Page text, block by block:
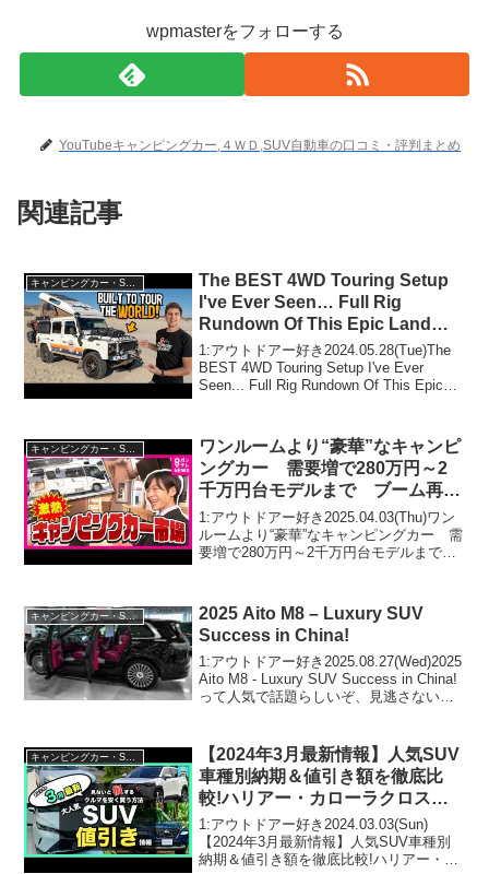
wpmasterをフォローする
YouTubeキャンピングカー,４ＷＤ,SUV自動車の口コミ・評判まとめ
関連記事
The BEST 4WD Touring Setup
I've Ever Seen… Full Rig
Rundown Of This Epic Land
Rover Defender Build
1:アウトドアー好き2024.05.28(Tue)The
BEST 4WD Touring Setup I've Ever
Seen... Full Rig Rundown Of This Epic
キャンピングカー・SUV人気車種
ワンルームより“豪華”なキャンピ
ングカー 需要増で280万円～2
千万円台モデルまで ブーム再来
の理由〈カンテレNEWS〉
1:アウトドアー好き2025.04.03(Thu)ワン
ルームより“豪華”なキャンピングカー 需
要増で280万円～2千万円台モデルまで
で！！2:アウトドアー好き2025....
キャンピングカー・SUV人気車種
2025 Aito M8 – Luxury SUV
Success in China!
1:アウトドアー好き2025.08.27(Wed)2025
Aito M8 - Luxury SUV Success in China!
って人気で話題らしいぞ、見逃さない
キャンピングカー・SUV人気車種
【2024年3月最新情報】人気SUV
車種別納期＆値引き額を徹底比
較!ハリアー・カローラクロス・
エクストレイル・フォレスター・
ヴェゼル・ヤリスクロス・RAV4
・CX-60・ZR-V・WR-V etc
1:アウトドアー好き2024.03.03(Sun)
【2024年3月最新情報】人気SUV車種別
納期＆値引き額を徹底比較!ハリアー・カ